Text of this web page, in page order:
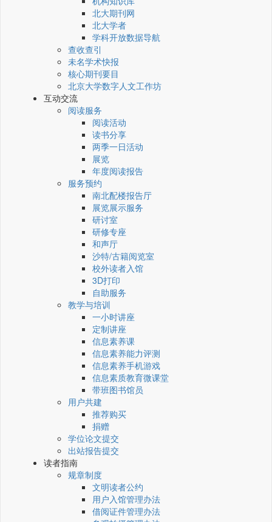
北大期刊网
北大学者
学科开放数据导航
查收查引
未名学术快报
核心期刊要目
北京大学数字人文工作坊
互动交流
阅读服务
阅读活动
读书分享
两季一日活动
展览
年度阅读报告
服务预约
南北配楼报告厅
展览展示服务
研讨室
研修专座
和声厅
沙特/古籍阅览室
校外读者入馆
3D打印
自助服务
教学与培训
一小时讲座
定制讲座
信息素养课
信息素养能力评测
信息素养手机游戏
信息素质教育微课堂
带班图书馆员
用户共建
推荐购买
捐赠
学位论文提交
出站报告提交
读者指南
规章制度
文明读者公约
用户入馆管理办法
借阅证件管理办法